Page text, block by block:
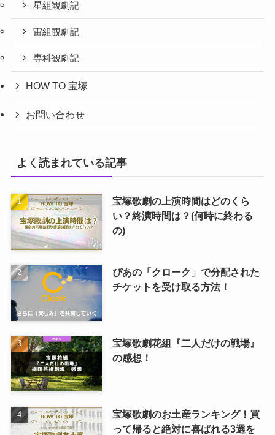
星組観劇記
宙組観劇記
専科観劇記
HOW TO 宝塚
お問い合わせ
よく読まれている記事
宝塚歌劇の上演時間はどのくら
い？終演時間は？(何時に終わる
の)
ぴあの「クローク」で分配された
チケットを受け取る方法！
宝塚歌劇花組『二人だけの戦場』
の感想！
宝塚歌劇のお土産ランキング！買
って帰ると絶対に喜ばれる3選を